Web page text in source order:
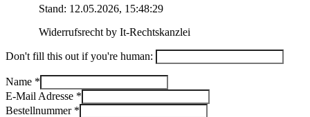
Stand: 12.05.2026, 15:48:29
Widerrufsrecht by It-Rechtskanzlei
Don't fill this out if you're human:
Name *
E-Mail Adresse *
Bestellnummer *